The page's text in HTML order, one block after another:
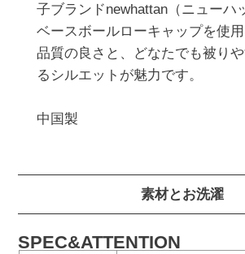
子ブランドnewhattan（ニューハ
ベースボールローキャップを使用
品質の良さと、どなたでも被り
るシルエットが魅力です。
素材とお洗濯
SPEC&ATTENTION